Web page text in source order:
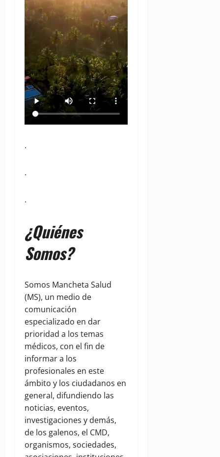
.
.
.
¿Quiénes
Somos?
Somos Mancheta Salud
(MS), un medio de
comunicación
especializado en dar
prioridad a los temas
médicos, con el fin de
informar a los
profesionales en este
ámbito y los ciudadanos en
general, difundiendo las
noticias, eventos,
investigaciones y demás,
de los galenos, el CMD,
organismos, sociedades,